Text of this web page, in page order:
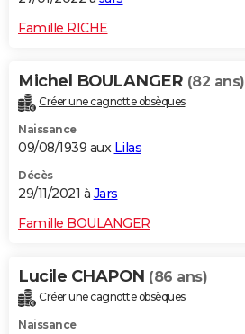
Famille RICHE
Michel BOULANGER (82 ans)
Créer une cagnotte obsèques
Naissance
09/08/1939 aux Lilas
Décès
29/11/2021 à Jars
Famille BOULANGER
Lucile CHAPON (86 ans)
Créer une cagnotte obsèques
Naissance